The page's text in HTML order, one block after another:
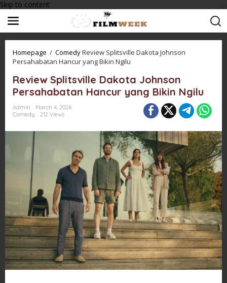
Skip to content
Homepage / ComedyReview Splitsville Dakota Johnson
Persahabatan Hancur yang Bikin Ngilu
Review Splitsville Dakota Johnson
Persahabatan Hancur yang Bikin Ngilu
Admin
March 4, 2026
Comedy
212 Views